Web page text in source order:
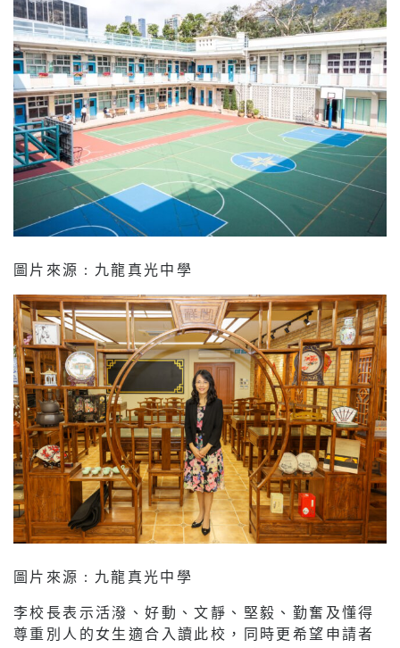
圖片來源 : 九龍真光中學
圖片來源 : 九龍真光中學
李校長表示活潑、好動、文靜、堅毅、勤奮及懂得
尊重別人的女生適合入讀此校，同時更希望申請者